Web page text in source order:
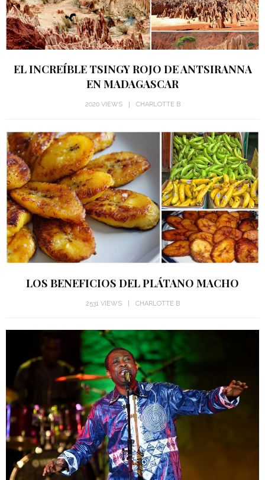
EL INCREÍBLE TSINGY ROJO DE ANTSIRANNA
EN MADAGASCAR
2020 VIEWS CHARLOTTE B
LOS BENEFICIOS DEL PLÁTANO MACHO
2531 VIEWS CHARLOTTE B